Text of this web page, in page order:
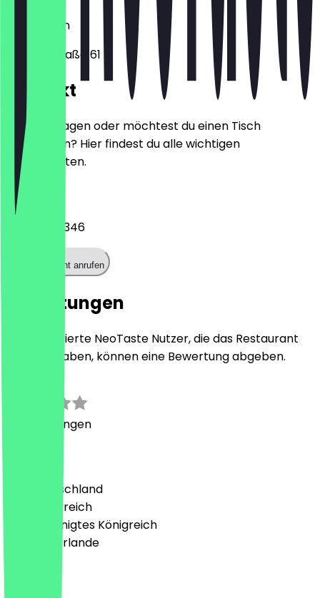
Berlin
Wiener Straße 61
Kontakt
Hast du Fragen oder möchtest du einen Tisch
reservieren? Hier findest du alle wichtigen
Kontaktdaten.
Telefon
030 32505346
Restaurant anrufen
Bewertungen
Nur registrierte NeoTaste Nutzer, die das Restaurant
besucht haben, können eine Bewertung abgeben.
Bewertungen
🇩🇪 Deutschland
🇦🇹 Österreich
🇬🇧 Vereinigtes Königreich
🇳🇱 Niederlande